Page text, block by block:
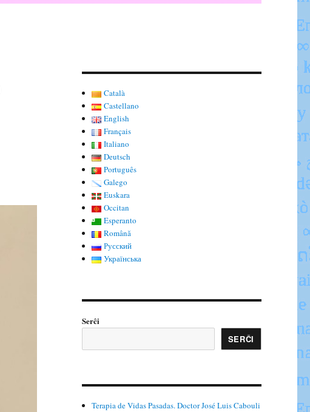
Català
Castellano
English
Français
Italiano
Deutsch
Português
Galego
Euskara
Occitan
Esperanto
Română
Русский
Українська
Serĉi
SERĈI
Terapia de Vidas Pasadas. Doctor José Luis Cabouli